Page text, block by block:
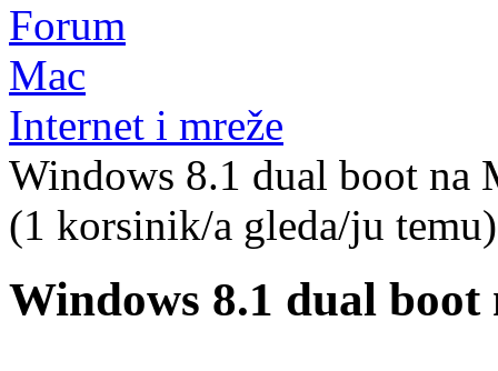
Forum
Mac
Internet i mreže
Windows 8.1 dual boot na
(1 korsinik/a gleda/ju
Windows 8.1 dual